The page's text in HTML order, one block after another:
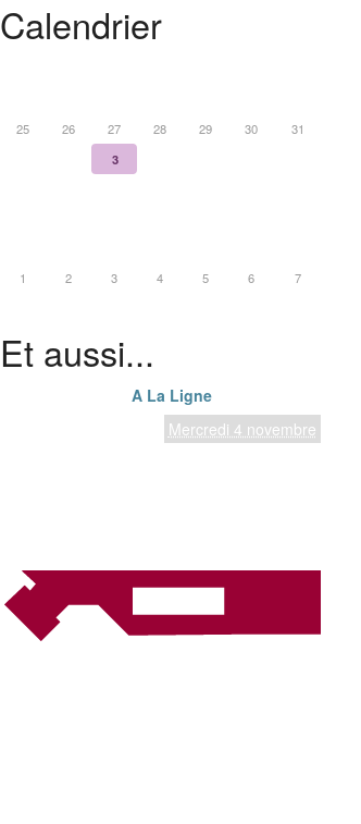
Calendrier
25
26 27 28 29 30
31
3
1
2 3 4 5 6 7
Et aussi...
A La Ligne
Mercredi 4 novembre